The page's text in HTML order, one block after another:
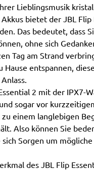
Lieblingsmusik
bietet der JBL
Das bedeutet, dass
ohne sich
Tag am Strand
entspannen,
2 mit der IPX7-
sogar vor
einem langlebigen
Also können Sie
Sorgen um
des JBL Flip